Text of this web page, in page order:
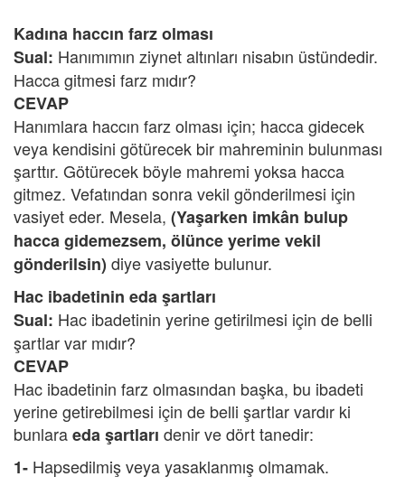
Kadına haccın farz olması
Sual: Hanımımın ziynet altınları nisabın üstündedir.
Hacca gitmesi farz mıdır?
CEVAP
Hanımlara haccın farz olması için; hacca gidecek
veya kendisini götürecek bir mahreminin bulunması
şarttır. Götürecek böyle mahremi yoksa hacca
gitmez. Vefatından sonra vekil gönderilmesi için
vasiyet eder. Mesela, (Yaşarken imkân bulup
hacca gidemezsem, ölünce yerime vekil
gönderilsin) diye vasiyette bulunur.
Hac ibadetinin eda şartları
Sual: Hac ibadetinin yerine getirilmesi için de belli
şartlar var mıdır?
CEVAP
Hac ibadetinin farz olmasından başka, bu ibadeti
yerine getirebilmesi için de belli şartlar vardır ki
bunlaraeda şartları denir ve dört tanedir:
1- Hapsedilmiş veya yasaklanmış olmamak.